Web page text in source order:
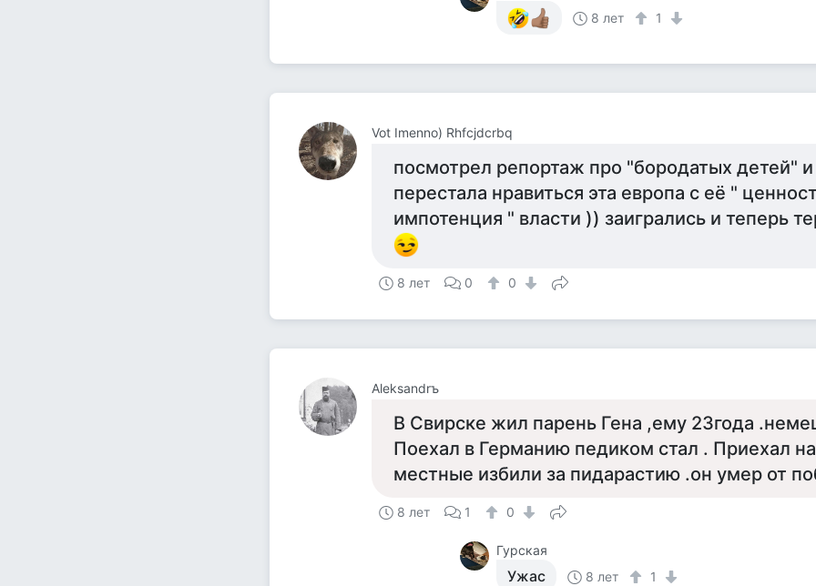
8 лет
1
Vot Imenno) Rhfcjdcrbq
посмотрел репортаж про "бородатых детей"
перестала нравиться эта европа с её "
импотенция " власти )) заигрались и теперь
8 лет 0 0
Aleksandrъ
В Свирске жил парень Гена ,ему 23года
Поехал в Германию педиком стал . Приехал
местные избили за пидарастию .он умер от
8 лет 1 0
Гурская
Ужас 8 лет 1